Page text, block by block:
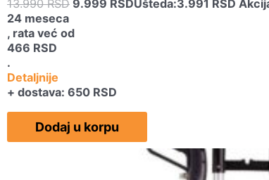
13.990RSD 9.999 RSDUšteda:3.991 RSD
24 meseca
, rata već od
466 RSD
.
Detaljnije
+ dostava: 650 RSD
Dodaj u korpu